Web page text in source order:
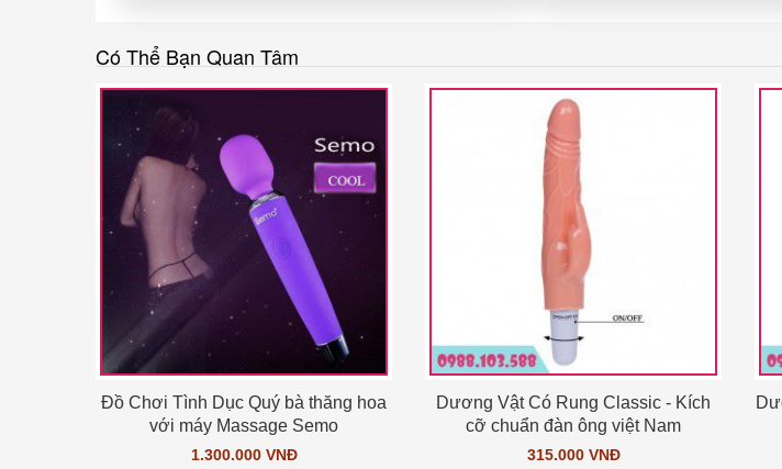
Có Thể Bạn Quan Tâm
Đồ Chơi Tình Dục Quý bà thăng hoa
với máy Massage Semo
1.300.000 VNĐ
Dương Vật Có Rung Classic - Kích
cỡ chuẩn đàn ông việt Nam
315.000 VNĐ